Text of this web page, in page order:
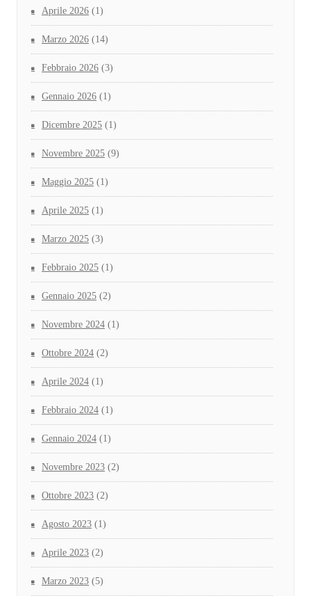
Aprile 2026 (1)
Marzo 2026 (14)
Febbraio 2026 (3)
Gennaio 2026 (1)
Dicembre 2025 (1)
Novembre 2025 (9)
Maggio 2025 (1)
Aprile 2025 (1)
Marzo 2025 (3)
Febbraio 2025 (1)
Gennaio 2025 (2)
Novembre 2024 (1)
Ottobre 2024 (2)
Aprile 2024 (1)
Febbraio 2024 (1)
Gennaio 2024 (1)
Novembre 2023 (2)
Ottobre 2023 (2)
Agosto 2023 (1)
Aprile 2023 (2)
Marzo 2023 (5)